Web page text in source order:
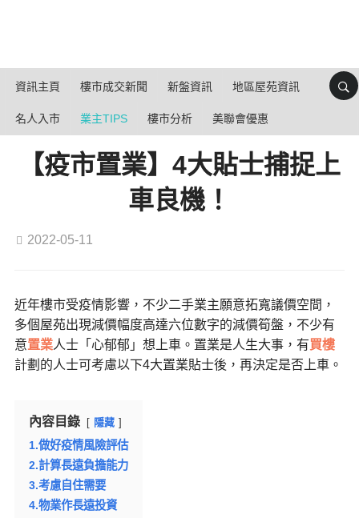
資訊主頁 樓市成交新聞 新盤資訊 地區屋苑資訊
名人入市 業主TIPS 樓市分析 美聯會優惠
【疫市置業】4大貼士捕捉上
車良機！
2022-05-11
近年樓市受疫情影響，不少二手業主願意拓寬議價空間，
多個屋苑出現減價幅度高達六位數字的減價筍盤，不少有
意置業人士「心郁郁」想上車。置業是人生大事，有買樓
計劃的人士可考慮以下4大置業貼士後，再決定是否上車。
內容目錄 隱藏
1.做好疫情風險評估
2.計算長遠負擔能力
3.考慮自住需要
4.物業作長遠投資